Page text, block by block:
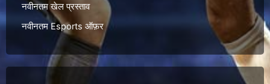
नवीनतम खेल प्रस्ताव
नवीनतम Esports ऑफ़र